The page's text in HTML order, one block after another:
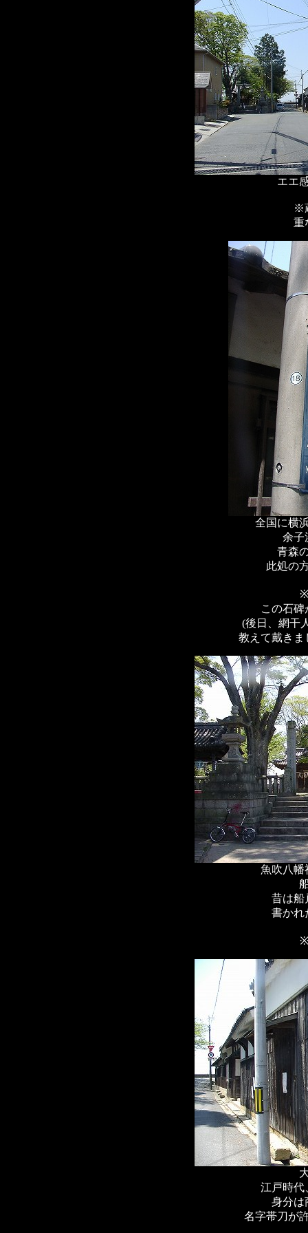
エエ
※
重
全国に横
余子
青森
此処の
※
この石
(後日、網干
教えて戴きま
魚吹八幡
昔は船
書か
※
江戸時代
身分は
名字帯刀が